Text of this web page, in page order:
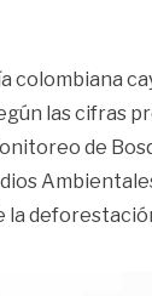
colombiana
las cifras
de
la